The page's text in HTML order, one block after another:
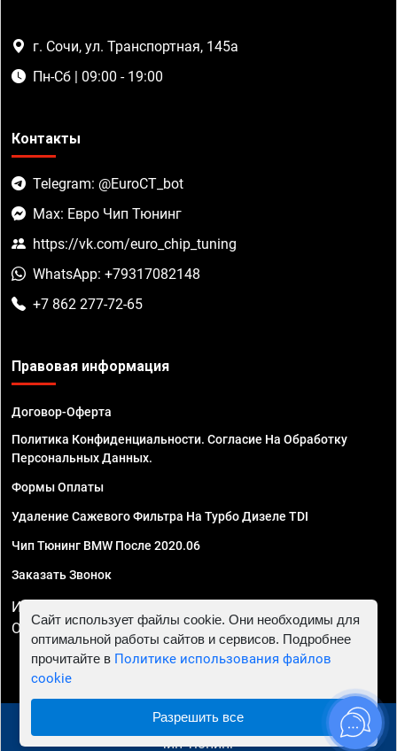
г. Сочи, ул. Транспортная, 145а
Пн-Сб | 09:00 - 19:00
Контакты
Telegram: @EuroCT_bot
Max: Евро Чип Тюнинг
https://vk.com/euro_chip_tuning
WhatsApp: +79317082148
+7 862 277-72-65
Правовая информация
Договор-Оферта
Политика Конфиденциальности. Согласие На Обработку
Персональных Данных.
Формы Оплаты
Удаление Сажевого Фильтра На Турбо Дизеле TDI
Чип Тюнинг BMW После 2020.06
Заказать Звонок
ИП Смирнов Георгий Павлович. ИНН 781302555843,
ОГРНИП 324470400032610
© 2010 - 2026 Чип тюнинг в Сочи - Автосервис "Евро
Чип Тюнинг"
Сайт использует файлы cookie. Они необходимы для
оптимальной работы сайтов и сервисов. Подробнее
прочитайте в Политике использования файлов
cookie
Разрешить все